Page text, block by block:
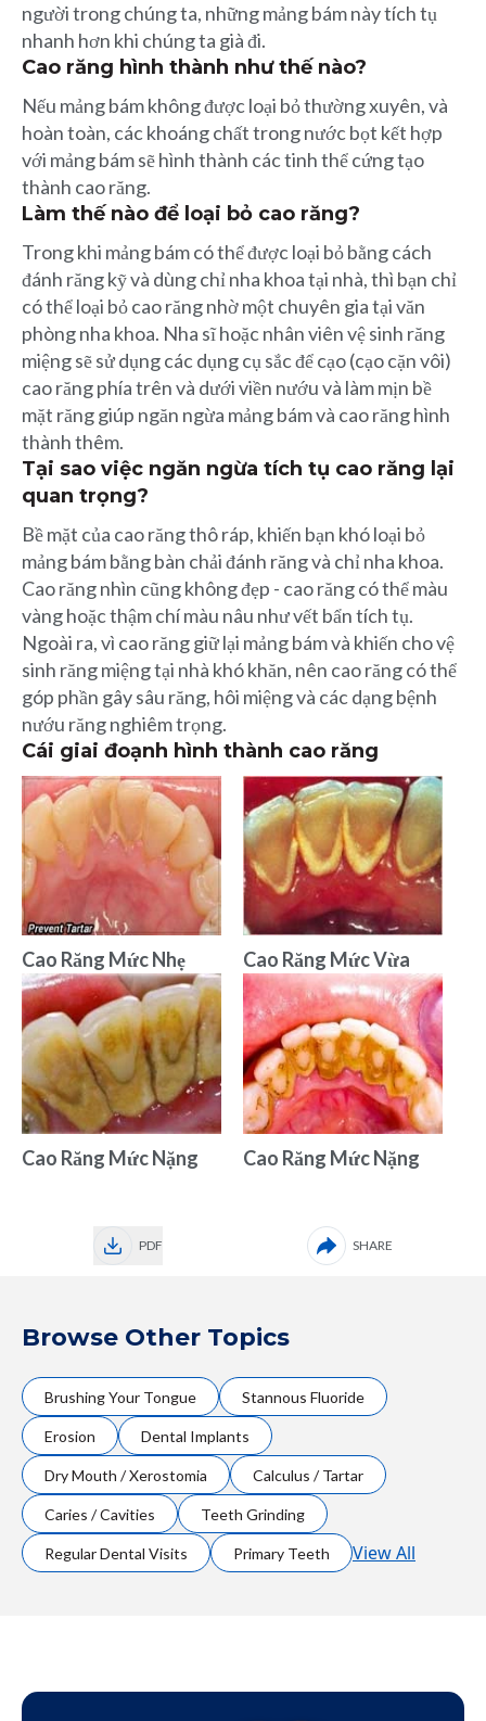
người trong chúng ta, những mảng bám này tích tụ
nhanh hơn khi chúng ta già đi.
Cao răng hình thành như thế nào?
Nếu mảng bám không được loại bỏ thường xuyên, và
hoàn toàn, các khoáng chất trong nước bọt kết hợp
với mảng bám sẽ hình thành các tinh thể cứng tạo
thành cao răng.
Làm thế nào để loại bỏ cao răng?
Trong khi mảng bám có thể được loại bỏ bằng cách
đánh răng kỹ và dùng chỉ nha khoa tại nhà, thì bạn chỉ
có thể loại bỏ cao răng nhờ một chuyên gia tại văn
phòng nha khoa. Nha sĩ hoặc nhân viên vệ sinh răng
miệng sẽ sử dụng các dụng cụ sắc để cạo (cạo cặn vôi)
cao răng phía trên và dưới viền nướu và làm mịn bề
mặt răng giúp ngăn ngừa mảng bám và cao răng hình
thành thêm.
Tại sao việc ngăn ngừa tích tụ cao răng lại
quan trọng?
Bề mặt của cao răng thô ráp, khiến bạn khó loại bỏ
mảng bám bằng bàn chải đánh răng và chỉ nha khoa.
Cao răng nhìn cũng không đẹp - cao răng có thể màu
vàng hoặc thậm chí màu nâu như vết bẩn tích tụ.
Ngoài ra, vì cao răng giữ lại mảng bám và khiến cho vệ
sinh răng miệng tại nhà khó khăn, nên cao răng có thể
góp phần gây sâu răng, hôi miệng và các dạng bệnh
nướu răng nghiêm trọng.
Cái giai đoạnh hình thành cao răng
Cao Răng Mức Nhẹ Cao Răng Mức Vừa
Cao Răng Mức Nặng Cao Răng Mức Nặng
PDF SHARE
Browse Other Topics
Brushing Your Tongue Stannous Fluoride
Erosion Dental Implants
Dry Mouth / Xerostomia Calculus / Tartar
Caries / Cavities Teeth Grinding
Regular Dental Visits Primary Teeth View All